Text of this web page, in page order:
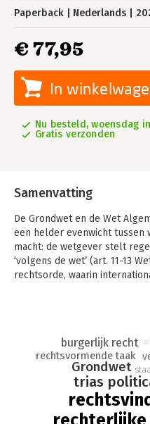
Paperback Nederlands
€ 77,95
In
Nu besteld, woensdag
Gratis verzonden
Samenvatting
De Grondwet en de Wet
een helder evenwicht
macht: de wetgever stelt
‘volgens de wet’ (art. 11-13
rechtsorde, waarin
zaak Oxfam Novib c.s./Staat
onderdelen aan Israël tonen
civiele rechter confronteren
politieke primaat van de
Tegelijkertijd verplichten
tot toetsing aan
trias
Grondwet
rechtsvormende taak
burgerlijk recht